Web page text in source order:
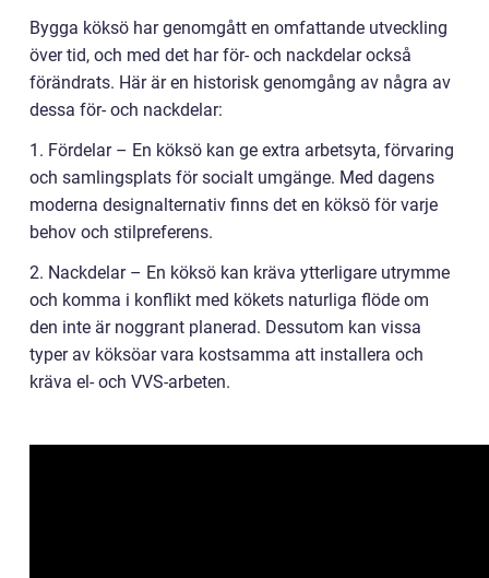
Bygga köksö har genomgått en omfattande utveckling
över tid, och med det har för- och nackdelar också
förändrats. Här är en historisk genomgång av några av
dessa för- och nackdelar:
1. Fördelar – En köksö kan ge extra arbetsyta, förvaring
och samlingsplats för socialt umgänge. Med dagens
moderna designalternativ finns det en köksö för varje
behov och stilpreferens.
2. Nackdelar – En köksö kan kräva ytterligare utrymme
och komma i konflikt med kökets naturliga flöde om
den inte är noggrant planerad. Dessutom kan vissa
typer av köksöar vara kostsamma att installera och
kräva el- och VVS-arbeten.